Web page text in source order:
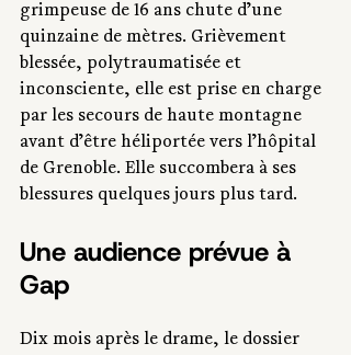
grimpeuse de 16 ans chute d’une
quinzaine de mètres. Grièvement
blessée, polytraumatisée et
inconsciente, elle est prise en charge
par les secours de haute montagne
avant d’être héliportée vers l’hôpital
de Grenoble. Elle succombera à ses
blessures quelques jours plus tard.
Une audience prévue à
Gap
Dix mois après le drame, le dossier